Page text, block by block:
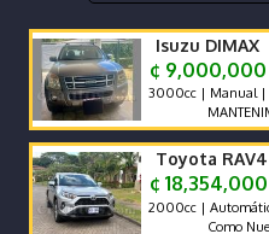
Isuzu DIMAX
¢ 9,000,000
3000cc | Manual |
Toyota
¢ 18,354,000
2000cc |
Como Nuevo!